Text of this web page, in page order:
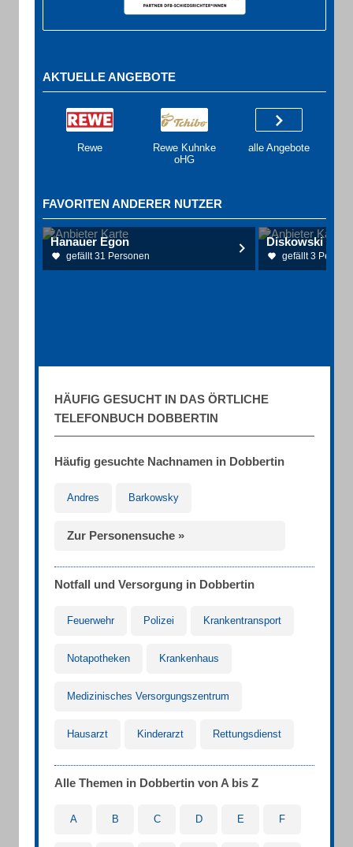
AKTUELLE ANGEBOTE
Rewe
Rewe Kuhnke
oHG
alle Angebote
FAVORITEN ANDERER NUTZER
Hanauer Egon
gefällt 31 Personen
Diskowski
gefällt 3
HÄUFIG GESUCHT IN DAS ÖRTLICHE
TELEFONBUCH DOBBERTIN
Häufig gesuchte Nachnamen in Dobbertin
Andres Barkowsky
Zur Personensuche »
Notfall und Versorgung in Dobbertin
Feuerwehr Polizei Krankentransport
Notapotheken Krankenhaus
Medizinisches Versorgungszentrum
Hausarzt Kinderarzt Rettungsdienst
Alle Themen in Dobbertin von A bis Z
A B C D E F